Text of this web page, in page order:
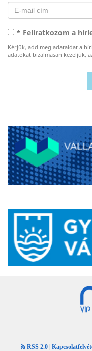
* Feliratkozom a
Kérjük, add meg adataidat a
adatokat bizalmasan kezeljük,
RSS 2.0